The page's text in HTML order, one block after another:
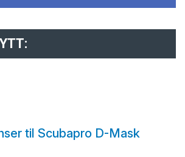
til Scubapro D-Mask